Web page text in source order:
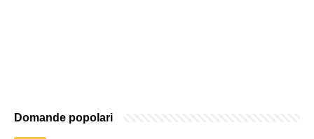
Domande popolari